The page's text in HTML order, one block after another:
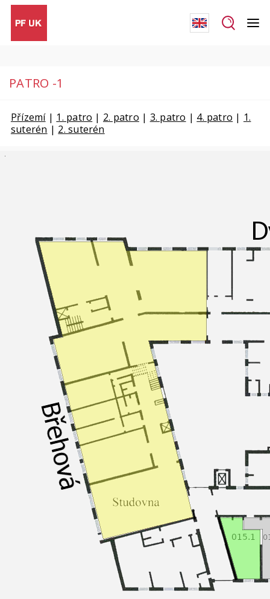
PATRO -1
Přízemí| 1. patro | 2. patro | 3. patro | 4. patro | 1.
suterén | 2. suterén